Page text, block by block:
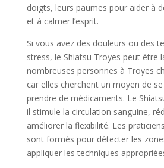
doigts, leurs paumes pour aider à
et à calmer l’esprit.
Si vous avez des douleurs ou des
stress, le Shiatsu Troyes peut être
nombreuses personnes à Troyes
car elles cherchent un moyen de
prendre de médicaments. Le
il stimule la circulation sanguine,
améliorer la flexibilité. Les
sont formés pour détecter les
appliquer les techniques